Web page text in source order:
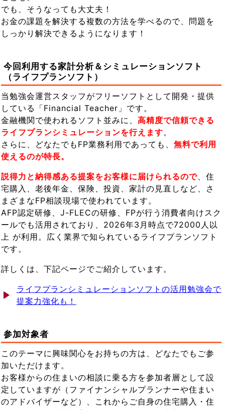
でも、そうなっても大丈夫！
お金の課題を解決する複数の方法を学べるので、問題を
しっかり解決できるようになります！
今回利用する家計分析＆シミュレーションソフト
（ライフプランソフト）
当勉強会運営スタッフがフリーソフトとして開発・提供
している「Financial Teacher」です。
金融機関で使われるソフト並みに、高精度で信頼できる
ライフプランシミュレーションを行えます。
さらに、どなたでもFP業務利用であっても、無料で利用
使えるのが特長。
説得力と納得感ある提案をお客様に届けられるので 、住
宅購入、老後年金、保険、投資、家計の見直しなど、さ
まざまなFP相談現場で使われています。
AFP認定研修、J-FLECの研修、FPが行う消費者向けスク
ールでも活用されており、2026年3月時点で72000人以
上 が利用。広く業界で知られているライフプランソフト
です。
詳しくは、下記ページでご紹介しています。
ライフプランシミュレーションソフトの活用勉強会で
提案力強化も！
参加対象者
このテーマに興味関心をお持ちの方は、どなたでもご参
加いただけます。
お客様からの住まいの相談に乗る方を参加者層として設
定していますが（ファイナンシャルプランナーや住まい
のアドバイザーなど）、これからご自身の住宅購入・住